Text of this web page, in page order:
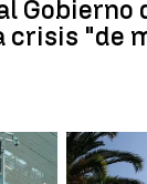
Gobierno
crisis "de